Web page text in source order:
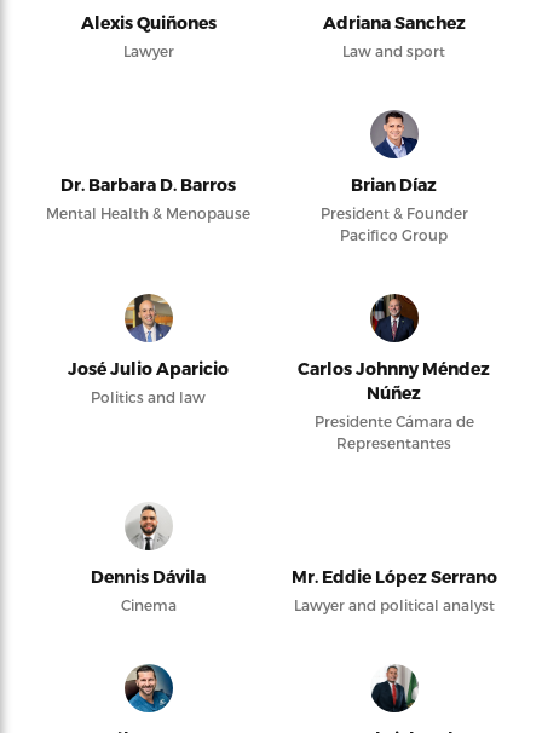
Alexis Quiñones
Lawyer
Adriana Sanchez
Law and sport
Dr. Barbara D. Barros
Mental Health & Menopause
Brian Díaz
President & Founder
Pacifico Group
José Julio Aparicio
Politics and law
Carlos Johnny Méndez
Núñez
Presidente Cámara de
Representantes
Dennis Dávila
Cinema
Mr. Eddie López Serrano
Lawyer and political analyst